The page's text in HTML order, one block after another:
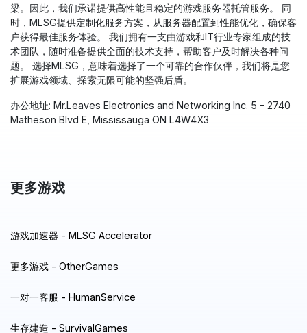
梁。因此，我们承诺提供高性能且稳定的游戏服务器托管服务。 同
时，MLSG提供定制化服务方案，从服务器配置到性能优化，确保客
户获得最佳服务体验。 我们拥有一支由游戏和IT行业专家组成的技
术团队，随时准备提供全面的技术支持，帮助客户及时解决各种问
题。 选择MLSG，意味着选择了一个可靠的合作伙伴，我们将是您
扩展游戏领域、探索无限可能的坚强后盾。
办公地址: Mr.Leaves Electronics and Networking Inc. 5 - 2740
Matheson Blvd E, Mississauga ON L4W4X3
更多游戏
游戏加速器 - MLSG Accelerator
更多游戏 - OtherGames
一对一客服 - HumanService
生存建造 - SurvivalGames